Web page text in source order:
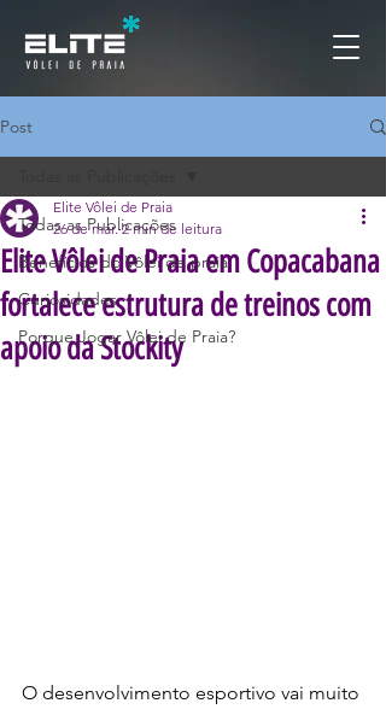
Post
Todas as Publicações
Benefícios do Vôlei de praia
Curiosidades
Porque Jogar Vôlei de Praia?
Elite Vôlei de Praia em Copacabana
fortalece estrutura de treinos com
apoio da Stockity
Elite Vôlei de Praia
26 de mar. 2 min de leitura
O desenvolvimento esportivo vai muito